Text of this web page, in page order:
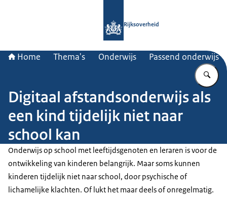
Rijksoverheid
Home Thema's Onderwijs Passend onderwijs
Digitaal afstandsonderwijs als
een kind tijdelijk niet naar
school kan
Onderwijs op school met leeftijdsgenoten en leraren is voor de
ontwikkeling van kinderen belangrijk. Maar soms kunnen
kinderen tijdelijk niet naar school, door psychische of
lichamelijke klachten. Of lukt het maar deels of onregelmatig.